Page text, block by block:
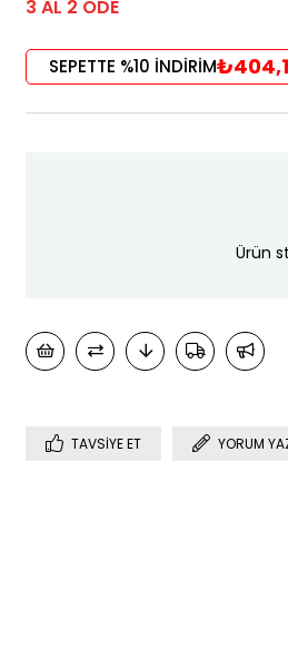
3 AL 2 ÖDE
SEPETTE %10 İNDİRİM
Ürün
TAVSIYE ET YORUM